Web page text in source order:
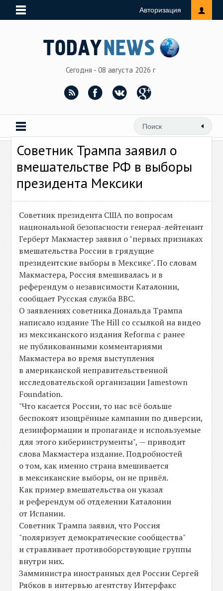
Авторизация
Сегодня - 08 августа 2026 г
Советник Трампа заявил о
вмешательстве РФ в выборы
президента Мексики
Советник президента США по вопросам
национальной безопасности генерал-лейтенант
Герберт Макмастер заявил о "первых признаках
вмешательства России в грядущие
президентские выборы в Мексике". По словам
Макмастера, Россия вмешивалась и в
референдум о независимости Каталонии,
сообщает Русская служба BBC.
О заявлениях советника Дональда Трампа
написало издание The Hill со ссылкой на видео
из мексиканского издания Reforma с ранее
не публикованными комментариями
Макмастера во время выступления
в американской неправительственной
исследовательской организации Jamestown
Foundation.
"Что касается России, то нас всё больше
беспокоят изощрённые кампании по диверсии,
дезинформации и пропаганде и используемые
для этого киберинструменты", — приводит
слова Макмастера издание. Подробностей
о том, как именно страна вмешивается
в мексиканские выборы, он не привёл.
Как пример вмешательства он указал
и референдум об отделении Каталонии
от Испании.
Советник Трампа заявил, что Россия
"поляризует демократические сообщества"
и стравливает противоборствующие группы
внутри них.
Замминистра иностранных дел России Сергей
Рябков в интервью агентству Интерфакс